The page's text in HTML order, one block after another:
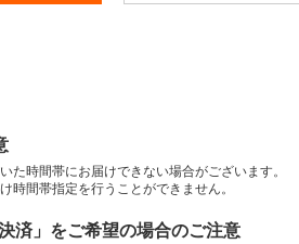
時間帯にお届けできない場合がございます。
間帯指定を行うことができません。
済」をご希望の場合のご注意